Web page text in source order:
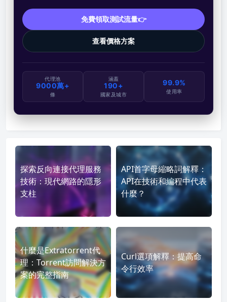
免費領取測試流量👉
查看價格方案
代理池
9000萬+
條
涵蓋
190+
國家及城市
99.9%
使用率
探索反向連接代理服務
技術：現代網路的隱形
支柱
API首字母縮略詞解釋：
API在技術和編程中代表
什麼？
什麼是Extratorrent代
理：Torrent訪問解決方
案的完整指南
Curl選項解釋：提高命
令行效率